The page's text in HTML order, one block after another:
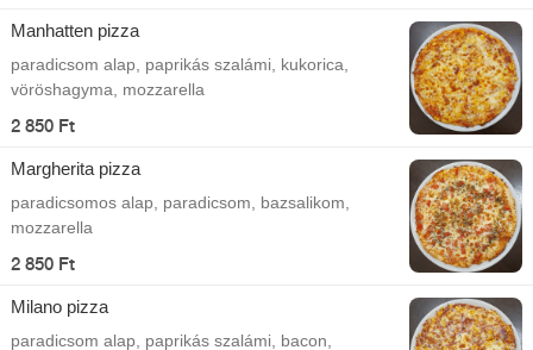
Manhatten pizza
paradicsom alap, paprikás szalámi, kukorica,
vöröshagyma, mozzarella
2 850 Ft
Margherita pizza
paradicsomos alap, paradicsom, bazsalikom,
mozzarella
2 850 Ft
Milano pizza
paradicsom alap, paprikás szalámi, bacon,